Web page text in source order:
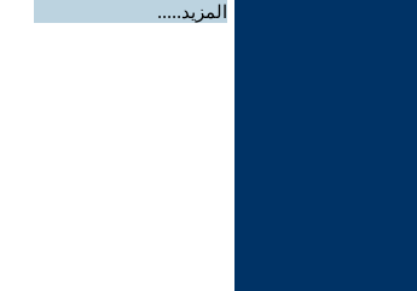
المزيد.....